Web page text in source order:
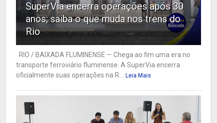
SuperVia encerra operações após 30
anos; saiba o que muda nos trens do
Rio
RIO / BAIXADA FLUMINENSE — Chega ao fim uma era no
transporte ferroviário fluminense. A SuperVia encerra
oficialmente suas operações na R... Leia Mais